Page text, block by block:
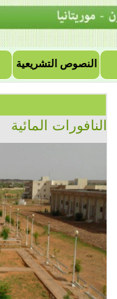
النصوص التشريعية
النافورات المائية